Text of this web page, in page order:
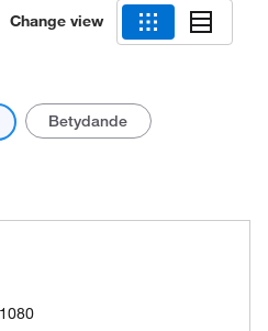
Change view
Betydande